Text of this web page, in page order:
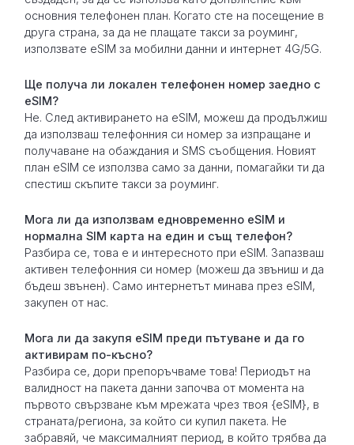
основния телефонен план. Когато сте на посещение в
друга страна, за да не плащате такси за роуминг,
използвате eSIM за мобилни данни и интернет 4G/5G.
Ще получа ли локален телефонен номер заедно с
eSIM?
Не. След активирането на eSIM, можеш да продължиш
да използваш телефонния си номер за изпращане и
получаване на обаждания и SMS съобщения. Новият
план eSIM се използва само за данни, помагайки ти да
спестиш скъпите такси за роуминг.
Мога ли да използвам едновременно eSIM и
нормална SIM карта на един и същ телефон?
Разбира се, това е и интересното при eSIM. Запазваш
активен телефонния си номер (можеш да звъниш и да
бъдеш звънен). Само интернетът минава през eSIM,
закупен от нас.
Мога ли да закупя eSIM преди пътуване и да го
активирам по-късно?
Разбира се, дори препоръчваме това! Периодът на
валидност на пакета данни започва от момента на
първото свързване към мрежата чрез твоя {eSIM}, в
страната/региона, за който си купил пакета. Не
забравяй, че максималният период, в който трябва да